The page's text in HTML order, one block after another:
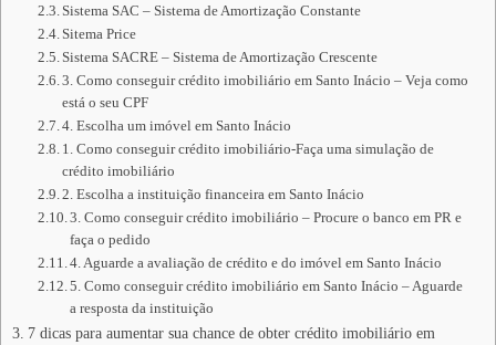
Sistema SAC – Sistema de Amortização Constante
Sitema Price
Sistema SACRE – Sistema de Amortização Crescente
3. Como conseguir crédito imobiliário em Santo Inácio – Veja como
está o seu CPF
4. Escolha um imóvel em Santo Inácio
1. Como conseguir crédito imobiliário-Faça uma simulação de
crédito imobiliário
2. Escolha a instituição financeira em Santo Inácio
3. Como conseguir crédito imobiliário – Procure o banco em PR e
faça o pedido
4. Aguarde a avaliação de crédito e do imóvel em Santo Inácio
5. Como conseguir crédito imobiliário em Santo Inácio – Aguarde
a resposta da instituição
7 dicas para aumentar sua chance de obter crédito imobiliário em